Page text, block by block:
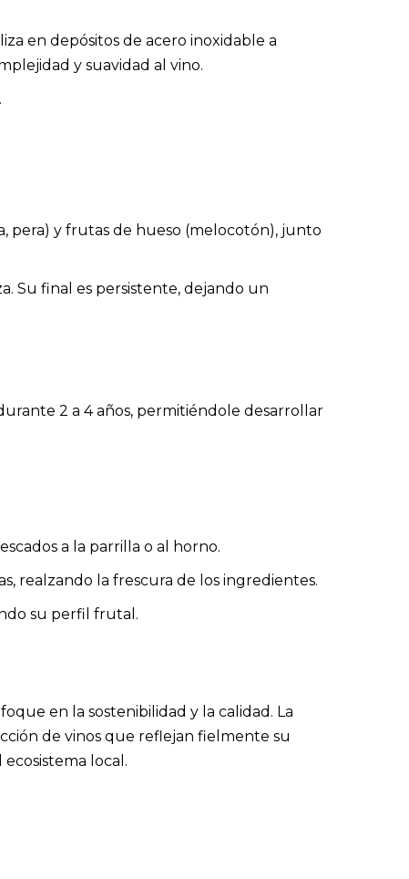
en depósitos de acero inoxidable a
y suavidad al vino.
pera) y frutas de hueso (melocotón), junto
Su final es persistente, dejando un
2 a 4 años, permitiéndole desarrollar
a la parrilla o al horno.
realzando la frescura de los ingredientes.
su perfil frutal.
en la sostenibilidad y la calidad. La
de vinos que reflejan fielmente su
local.